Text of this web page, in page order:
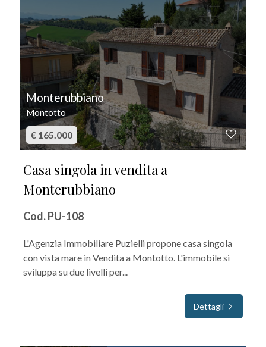
Monterubbiano
Montotto
€ 165.000
Casa singola in vendita a
Monterubbiano
Cod. PU-108
L'Agenzia Immobiliare Puzielli propone casa singola
con vista mare in Vendita a Montotto. L'immobile si
sviluppa su due livelli per...
Dettagli